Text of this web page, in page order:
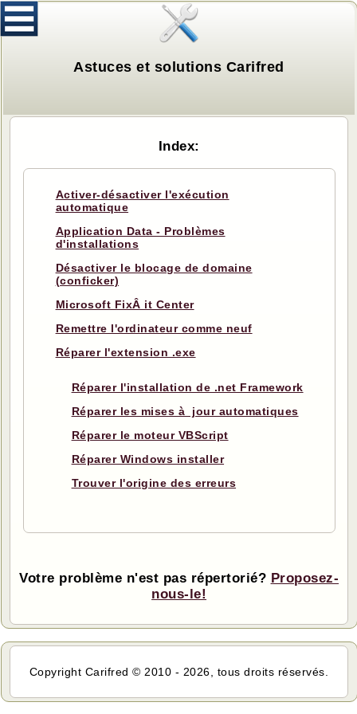
Astuces et solutions Carifred
Index:
Activer-désactiver l'exécution
automatique
Application Data - Problèmes
d'installations
Désactiver le blocage de domaine
(conficker)
Microsoft FixÂ it Center
Remettre l'ordinateur comme neuf
Réparer l'extension .exe
Réparer l'installation de .net Framework
Réparer les mises à jour automatiques
Réparer le moteur VBScript
Réparer Windows installer
Trouver l'origine des erreurs
Votre problème n'est pas répertorié? Proposez-
nous-le!
Copyright Carifred © 2010 - 2026, tous droits réservés.